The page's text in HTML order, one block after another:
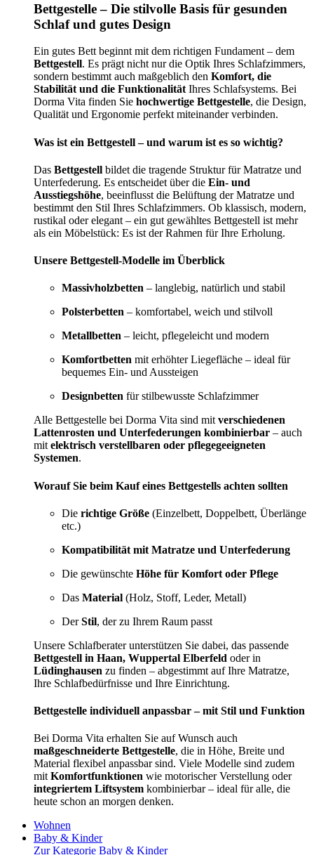
Bettgestelle – Die stilvolle Basis für gesunden
Schlaf und gutes Design
Ein gutes Bett beginnt mit dem richtigen Fundament – dem
Bettgestell. Es prägt nicht nur die Optik Ihres Schlafzimmers,
sondern bestimmt auch maßgeblich den Komfort, die
Stabilität und die Funktionalität Ihres Schlafsystems. Bei
Dorma Vita finden Sie hochwertige Bettgestelle, die Design,
Qualität und Ergonomie perfekt miteinander verbinden.
Was ist ein Bettgestell – und warum ist es so wichtig?
Das Bettgestell bildet die tragende Struktur für Matratze und
Unterfederung. Es entscheidet über die Ein- und
Ausstiegshöhe, beeinflusst die Belüftung der Matratze und
bestimmt den Stil Ihres Schlafzimmers. Ob klassisch, modern,
rustikal oder elegant – ein gut gewähltes Bettgestell ist mehr
als ein Möbelstück: Es ist der Rahmen für Ihre Erholung.
Unsere Bettgestell-Modelle im Überblick
Massivholzbetten – langlebig, natürlich und stabil
Polsterbetten – komfortabel, weich und stilvoll
Metallbetten – leicht, pflegeleicht und modern
Komfortbetten mit erhöhter Liegefläche – ideal für
bequemes Ein- und Aussteigen
Designbetten für stilbewusste Schlafzimmer
Alle Bettgestelle bei Dorma Vita sind mit verschiedenen
Lattenrosten und Unterfederungen kombinierbar – auch
mit elektrisch verstellbaren oder pflegegeeigneten
Systemen.
Worauf Sie beim Kauf eines Bettgestells achten sollten
Die richtige Größe (Einzelbett, Doppelbett, Überlänge
etc.)
Kompatibilität mit Matratze und Unterfederung
Die gewünschte Höhe für Komfort oder Pflege
Das Material (Holz, Stoff, Leder, Metall)
DerStil, der zu Ihrem Raum passt
Unsere Schlafberater unterstützen Sie dabei, das passende
Bettgestell in Haan, Wuppertal Elberfeld oder in
Lüdinghausen zu finden – abgestimmt auf Ihre Matratze,
Ihre Schlafbedürfnisse und Ihre Einrichtung.
Bettgestelle individuell anpassbar – mit Stil und Funktion
Bei Dorma Vita erhalten Sie auf Wunsch auch
maßgeschneiderte Bettgestelle, die in Höhe, Breite und
Material flexibel anpassbar sind. Viele Modelle sind zudem
mit Komfortfunktionen wie motorischer Verstellung oder
integriertem Liftsystem kombinierbar – ideal für alle, die
heute schon an morgen denken.
Wohnen
Baby & Kinder
Zur Kategorie Baby & Kinder